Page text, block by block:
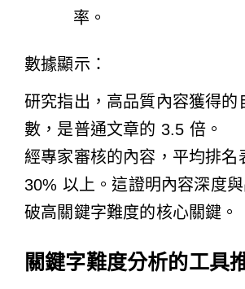
率。
數據顯示：
研究指出，高品質內容獲得的
數，是普通文章的 3.5 倍。
經專家審核的內容，平均排名
30% 以上。這證明內容深度
破高關鍵字難度的核心關鍵。
關鍵字難度分析的工具